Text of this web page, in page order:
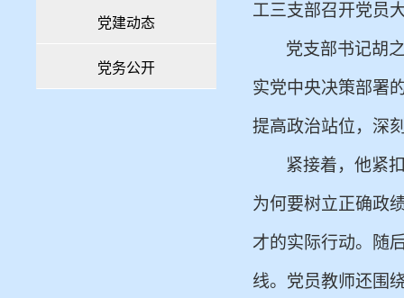
党建动态
党务公开
工三支部召开党员
党支部书记胡
实党中央决策部署
提高政治站位，深
紧接着， 他紧
为何要树立正确政
才的实际行动。随
线。 党员教师还围